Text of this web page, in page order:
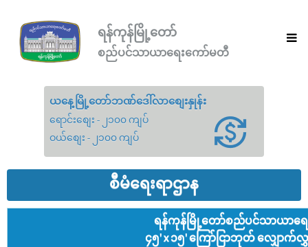
ရန်ကုန်မြို့တော်
စည်ပင်သာယာရေးကော်မတီ
ယနေ့မြို့တော်ဘဏ်ဒေါ်လာစျေးနှုန်း
ရောင်းစျေး - ၂၁၀၀ ကျပ်
ဝယ်စျေး - ၂၁၀၀ ကျပ်
စီမံရေးရာဌာန
ရန်ကုန်မြို့တော်စည်ပင်သာယာရ
၄၅' x ၁၅' ကြော်ငြာဘုတ် လျှောက်လွှ